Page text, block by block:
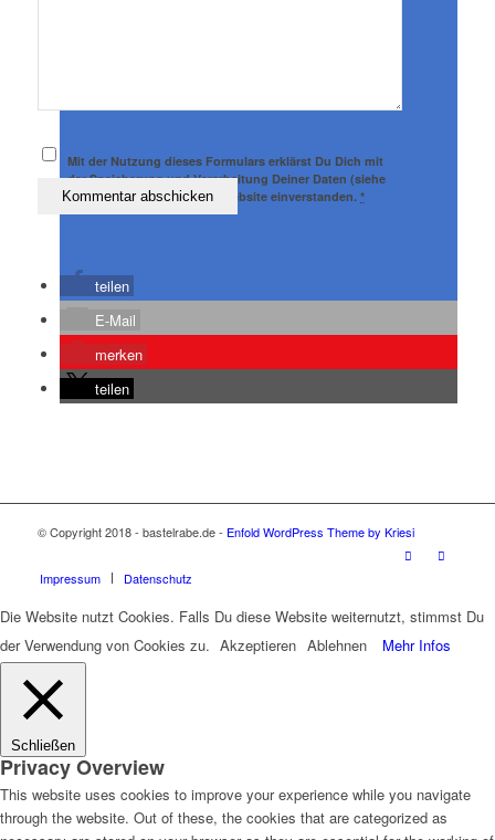
Mit der Nutzung dieses Formulars erklärst Du Dich mit
der Speicherung und Verarbeitung Deiner Daten (siehe
Datenschutz) durch diese Website einverstanden.*
teilen
E-Mail
merken
teilen
© Copyright 2018 - bastelrabe.de - Enfold WordPress Theme by Kriesi
Impressum Datenschutz
Die Website nutzt Cookies. Falls Du diese Website weiternutzt, stimmst Du
der Verwendung von Cookies zu. Akzeptieren Ablehnen Mehr Infos
Schließen
Privacy Overview
This website uses cookies to improve your experience while you navigate
through the website. Out of these, the cookies that are categorized as